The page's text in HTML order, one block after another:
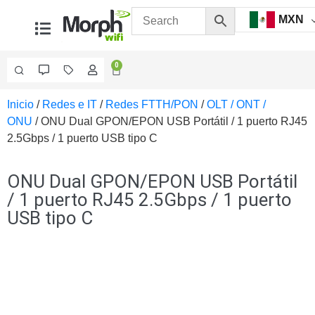
MXN
0
Videovigilancia
Accesorios
Generales
Ethernet y
Fibra Accesorios
para
Computadora
Inicio / Redes e IT / Redes FTTH/PON /OLT / ONT /
ONU / ONU Dual GPON/EPON USB Portátil / 1 puerto RJ45
2.5Gbps / 1 puerto USB tipo C
ONU Dual GPON/EPON USB Portátil
/ 1 puerto RJ45 2.5Gbps / 1 puerto
USB tipo C